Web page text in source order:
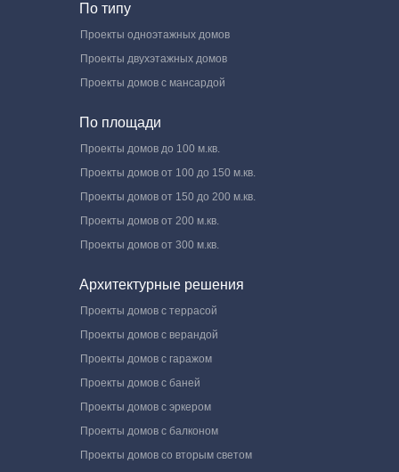
По типу
Проекты одноэтажных домов
Проекты двухэтажных домов
Проекты домов с мансардой
По площади
Проекты домов до 100 м.кв.
Проекты домов от 100 до 150 м.кв.
Проекты домов от 150 до 200 м.кв.
Проекты домов от 200 м.кв.
Проекты домов от 300 м.кв.
Архитектурные решения
Проекты домов с террасой
Проекты домов с верандой
Проекты домов с гаражом
Проекты домов с баней
Проекты домов с эркером
Проекты домов с балконом
Проекты домов со вторым светом